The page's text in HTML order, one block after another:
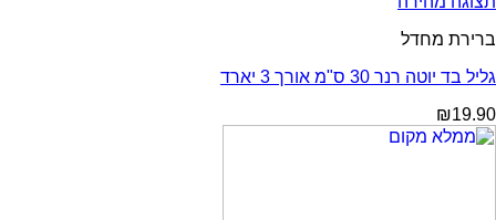
ברירת מחדל
גליל בד יוטה רנר 30 ס"מ אורך 3 יארד
₪19.90